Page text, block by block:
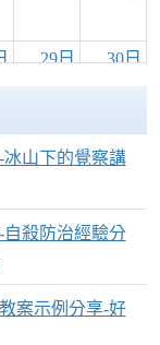
29日 30日
5日 6日
冰山下的覺察講
自殺防治經驗分
案示例分享-好